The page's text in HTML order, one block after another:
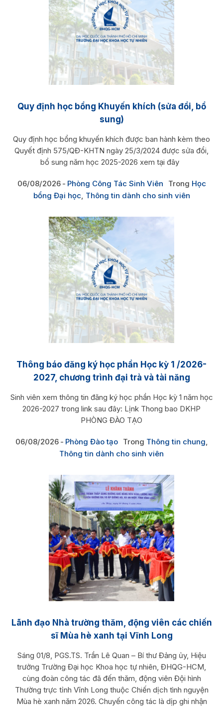
Quy định học bổng Khuyến khích (sửa đổi, bổ
sung)
Quy định học bổng khuyến khích được ban hành kèm theo
Quyết định 575/QĐ-KHTN ngày 25/3/2024 được sửa đổi,
bổ sung năm học 2025-2026 xem tại đây
06/08/2026 Phòng Công Tác Sinh Viên Trong Học
bổng Đại học, Thông tin dành cho sinh viên
Thông báo đăng ký học phần Học kỳ 1 /2026-
2027, chương trình đại trà và tài năng
Sinh viên xem thông tin đăng ký học phần Học kỳ 1 năm học
2026-2027 trong link sau đây: Lịnk Thong bao DKHP
PHÒNG ĐÀO TẠO
06/08/2026 Phòng Đào tạo Trong Thông tin chung,
Thông tin dành cho sinh viên
Lãnh đạo Nhà trường thăm, động viên các chiến
sĩ Mùa hè xanh tại Vĩnh Long
Sáng 01/8, PGS.TS. Trần Lê Quan – Bí thư Đảng ủy, Hiệu
trưởng Trường Đại học Khoa học tự nhiên, ĐHQG-HCM,
cùng đoàn công tác đã đến thăm, động viên Đội hình
Thường trực tỉnh Vĩnh Long thuộc Chiến dịch tình nguyện
Mùa hè xanh năm 2026. Chuyến công tác là dịp ghi nhận